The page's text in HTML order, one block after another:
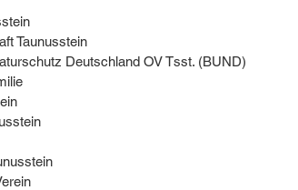
Taunusstein
Deutschland OV Tsst. (BUND)